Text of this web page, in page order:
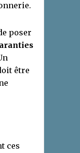
poser
être
ces